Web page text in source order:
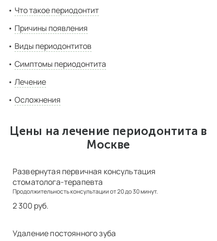
Что такое периодонтит
Причины появления
Виды периодонтитов
Симптомы периодонтита
Лечение
Осложнения
Цены на лечение периодонтита в
Москве
Развернутая первичная консультация
стоматолога-терапевта
Продолжительность консультации от 20 до 30 минут.
2 300 руб.
Удаление постоянного зуба